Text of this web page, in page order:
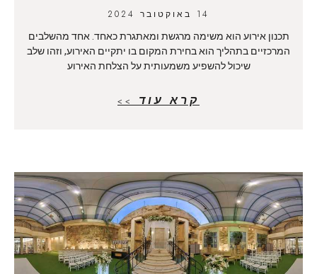
14 באוקטובר 2024
תכנון אירוע הוא משימה מרגשת ומאתגרת כאחד. אחד מהשלבים
המרכזיים בתהליך הוא בחירת המקום בו יתקיים האירוע, וזהו שלב
שיכול להשפיע משמעותית על הצלחת האירוע
קרא עוד >>